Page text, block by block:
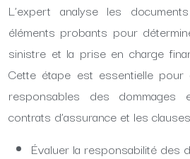
L’expert analyse les
éléments probants pour
sinistre et la prise en charge
Cette étape est essentielle
responsables des
contrats d’assurance et les
Évaluer la responsabilité des